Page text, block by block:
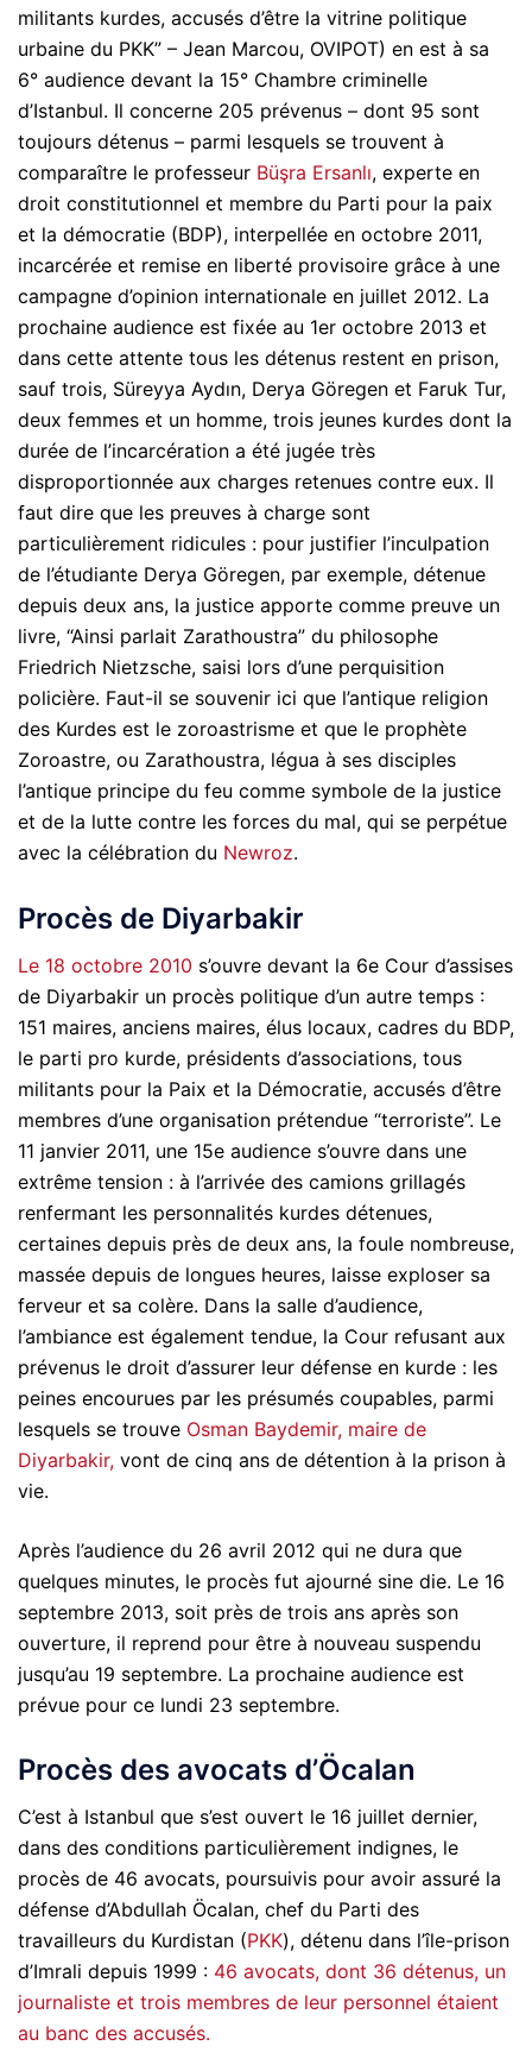
militants kurdes, accusés d’être la vitrine politique
urbaine du PKK” – Jean Marcou, OVIPOT) en est à sa
6° audience devant la 15° Chambre criminelle
d’Istanbul. Il concerne 205 prévenus – dont 95 sont
toujours détenus – parmi lesquels se trouvent à
comparaître le professeur Büşra Ersanlı, experte en
droit constitutionnel et membre du Parti pour la paix
et la démocratie (BDP), interpellée en octobre 2011,
incarcérée et remise en liberté provisoire grâce à une
campagne d’opinion internationale en juillet 2012. La
prochaine audience est fixée au 1er octobre 2013 et
dans cette attente tous les détenus restent en prison,
sauf trois, Süreyya Aydın, Derya Göregen et Faruk Tur,
deux femmes et un homme, trois jeunes kurdes dont la
durée de l’incarcération a été jugée très
disproportionnée aux charges retenues contre eux. Il
faut dire que les preuves à charge sont
particulièrement ridicules : pour justifier l’inculpation
de l’étudiante Derya Göregen, par exemple, détenue
depuis deux ans, la justice apporte comme preuve un
livre, “Ainsi parlait Zarathoustra” du philosophe
Friedrich Nietzsche, saisi lors d’une perquisition
policière. Faut-il se souvenir ici que l’antique religion
des Kurdes est le zoroastrisme et que le prophète
Zoroastre, ou Zarathoustra, légua à ses disciples
l’antique principe du feu comme symbole de la justice
et de la lutte contre les forces du mal, qui se perpétue
avec la célébration du Newroz.
Procès de Diyarbakir
Le 18 octobre 2010 s’ouvre devant la 6e Cour d’assises
de Diyarbakir un procès politique d’un autre temps :
151 maires, anciens maires, élus locaux, cadres du BDP,
le parti pro kurde, présidents d’associations, tous
militants pour la Paix et la Démocratie, accusés d’être
membres d’une organisation prétendue “terroriste”. Le
11 janvier 2011, une 15e audience s’ouvre dans une
extrême tension : à l’arrivée des camions grillagés
renfermant les personnalités kurdes détenues,
certaines depuis près de deux ans, la foule nombreuse,
massée depuis de longues heures, laisse exploser sa
ferveur et sa colère. Dans la salle d’audience,
l’ambiance est également tendue, la Cour refusant aux
prévenus le droit d’assurer leur défense en kurde : les
peines encourues par les présumés coupables, parmi
lesquels se trouve Osman Baydemir, maire de
Diyarbakir, vont de cinq ans de détention à la prison à
vie.
Après l’audience du 26 avril 2012 qui ne dura que
quelques minutes, le procès fut ajourné sine die. Le 16
septembre 2013, soit près de trois ans après son
ouverture, il reprend pour être à nouveau suspendu
jusqu’au 19 septembre. La prochaine audience est
prévue pour ce lundi 23 septembre.
Procès des avocats d’Öcalan
C’est à Istanbul que s’est ouvert le 16 juillet dernier,
dans des conditions particulièrement indignes, le
procès de 46 avocats, poursuivis pour avoir assuré la
défense d’Abdullah Öcalan, chef du Parti des
travailleurs du Kurdistan (PKK), détenu dans l’île-prison
d’Imrali depuis 1999 : 46 avocats, dont 36 détenus, un
journaliste et trois membres de leur personnel étaient
au banc des accusés.